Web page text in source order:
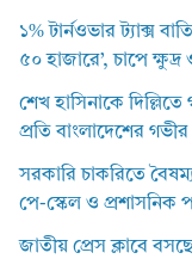
১% টার্নওভার ট্যাক্স
৫০ হাজারে’, চাপে ক্ষুদ্র
শেখ হাসিনাকে
প্রতি বাংলাদেশের
সরকারি চাকরিতে
পে-স্কেল ও প্রশাসনিক
জাতীয় প্রেস ক্লাবে